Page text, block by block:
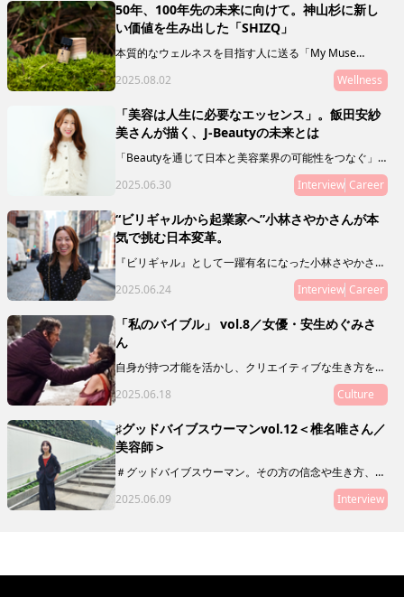
50年、100年先の未来に向けて。神山杉に新し
い価値を生み出した「SHIZQ」
本質的なウェルネスを目指す人に送る「My Muse
Selection」。最終回を飾るのは、徳島県の神山を拠点
に活動する「SHIZQ（しずく）」。山や川を守るために
「木を使う」というコンセプトのもと、器やアロマを製
作・販売しています。 「質がいいもの」の奥に潜むリ
レーションシップ（関連性やつながり）に目を向けるこ
とで、50年後の私たちの未来に繋げていきましょう。
2025.08.02 Wellness
「美容は人生に必要なエッセンス」。飯田安紗
美さんが描く、J-Beautyの未来とは
「Beautyを通じて日本と美容業界の可能性をつなぐ」
ことをミッションとし、新規事業やマガジン、複業支援
などを通じて、J Beautyを世界へ拡げる活動をリードし
ている飯田 安紗美さんにインタビュー。日本の美容業
界の可能性とは？ その未来とは？ 飯田さんの人生経
験ならではの想いを語ってもらいました。
2025.06.30 Interview Career
“ビリギャルから起業家へ”小林さやかさんが本
気で挑む日本変革。
『ビリギャル』として一躍有名になった小林さやかさ
ん。偏差値30から慶應合格というサクセスストーリーの
主人公でありながら、彼女が伝えたいのは「頑張れば夢
は叶う！」なんていう、単純な話ではありません。教育
や人生について独自のスタンスで発信を続ける小林さん
に、現在の活動や目指しているものを聞いてみました。
2025.06.24 Interview Career
「私のバイブル」 vol.8／女優・安生めぐみさ
ん
自身が持つ才能を活かし、クリエイティブな生き方をし
ている素敵な人に、ミューズたちの指針や道標となり、
My Museの在り方を体現するような映画や本、アート
2025.06.18 Culture
♯グッドバイブスウーマンvol.12＜椎名唯さん／
美容師＞
＃グッドバイブスウーマン。その方の信念や生き方、在
り方がわかるような、「10の質問」をお届けします。本
連載は、グッドバイブスな友人・知人をご紹介していく
リレー形式。第12回目にご登場いただくのは、美容師の
2025.06.09 Interview